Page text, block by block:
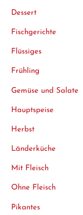
Dessert
Fischgerichte
Flüssiges
Frühling
Gemüse und Salate
Hauptspeise
Herbst
Länderküche
Mit Fleisch
Ohne Fleisch
Pikantes